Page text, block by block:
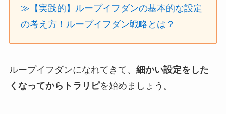
≫【実践的】ループイフダンの基本的な設定
の考え方！ループイフダン戦略とは？
ループイフダンになれてきて、 細かい設定をした
くなってからトラリピを始めましょう。